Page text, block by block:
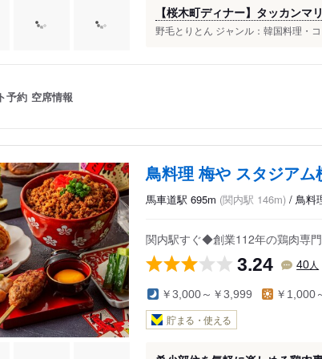
【桜木町ディナー】タッカンマ
野毛とりとん ジャンル：韓国料理・
予約 空席情報
鳥料理 梅や スタジアム
馬車道駅 695m (関内駅 146m) / 鳥料
関内駅すぐ◆創業112年の鶏肉専
3.24 40人
￥3,000～￥3,999 ￥1,000
貯まる・使える